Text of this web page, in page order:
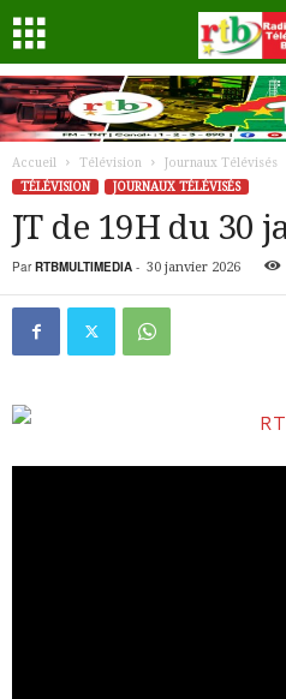
Accueil Télévision Journaux Télévisés
TÉLÉVISION
JOURNAUX TÉLÉVISÉS
JT de 19H du 30
Par RTBMULTIMEDIA - 30 janvier 2026